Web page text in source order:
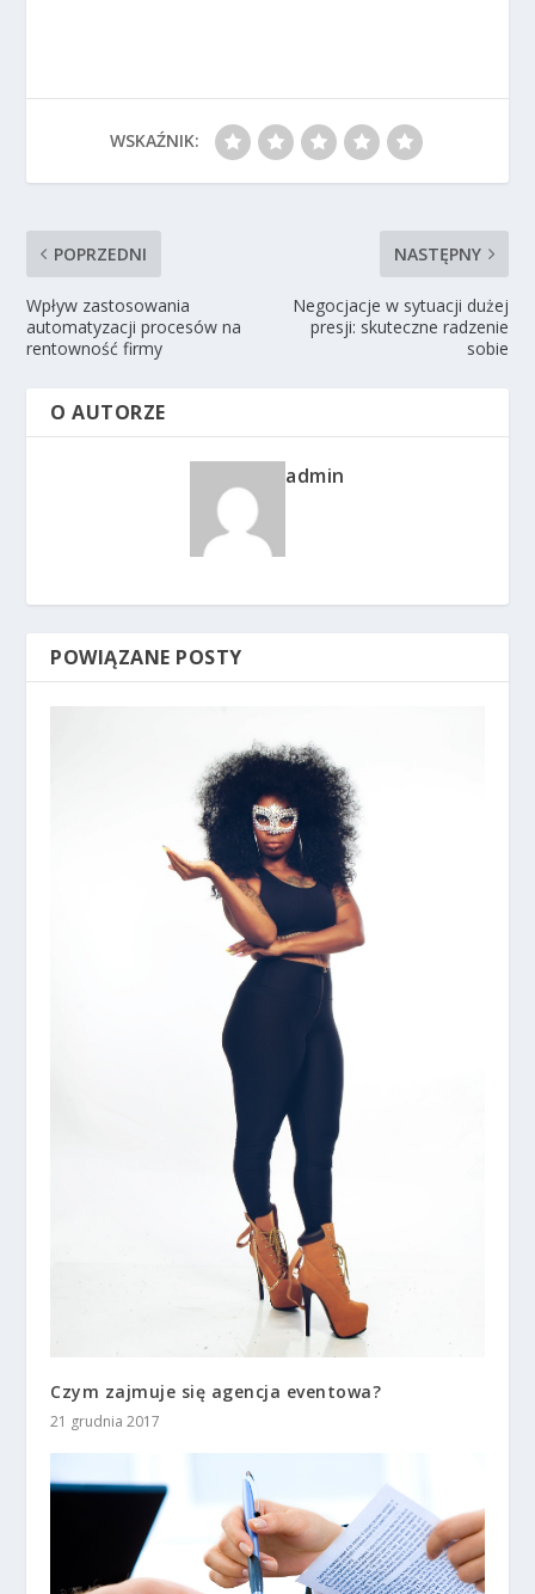
WSKAŹNIK:
POPRZEDNI
Wpływ zastosowania
automatyzacji procesów na
rentowność firmy
NASTĘPNY
Negocjacje w sytuacji dużej
presji: skuteczne radzenie
sobie
O AUTORZE
admin
POWIĄZANE POSTY
Czym zajmuje się agencja eventowa?
21 grudnia 2017